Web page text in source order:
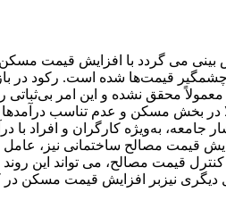
می گردد با افزایش قیمت
قیمت‌ها شده است. رکود در
محقق نشده و این امر
در بخش مسکن و عدم تناسب
جامعه، به‌ویژه کارگران و افراد
قیمت مصالح ساختمانی نیز،
قیمت مصالح، می تواند این روند
نیزبر افزایش قیمت مسکن در